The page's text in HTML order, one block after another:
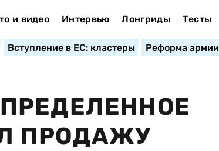
и видео Интервью Лонгриды Тесты
Вступление в ЕС: кластеры Реформа армии
ПРОДАЖУ